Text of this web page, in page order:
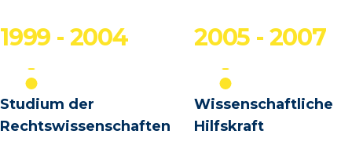
1999 - 2004
Studium der
Rechtswissenschaften
2005 - 2007
Wissenschaftliche
Hilfskraft